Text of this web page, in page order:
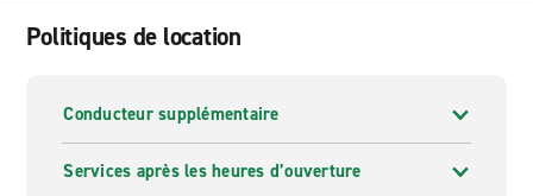
Politiques de location
Conducteur supplémentaire
Services après les heures d’ouverture